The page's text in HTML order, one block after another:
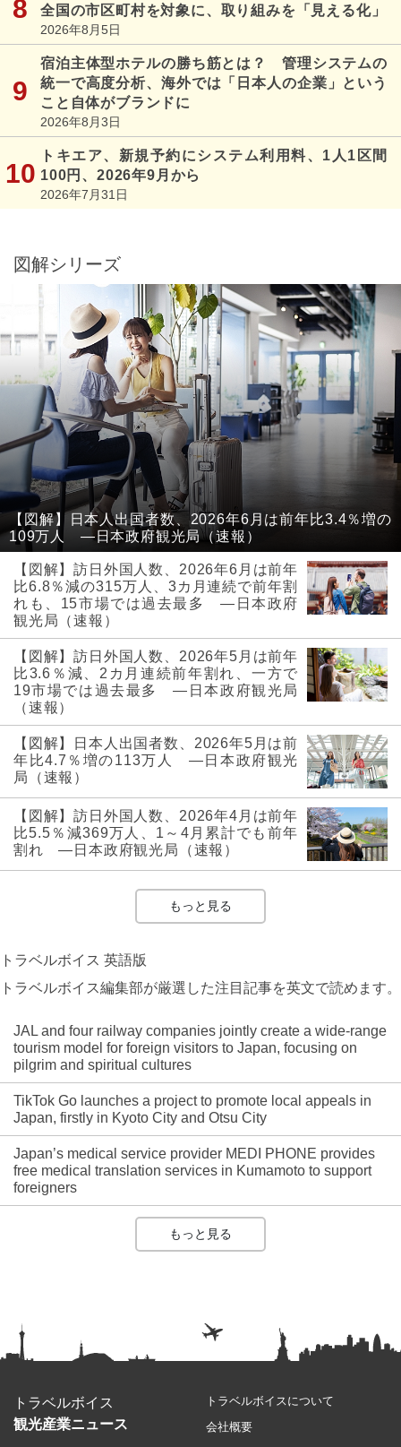
全国の市区町村を対象に、取り組みを「見える化」
2026年8月5日
宿泊主体型ホテルの勝ち筋とは？ 管理システムの
統一で高度分析、海外では「日本人の企業」という
こと自体がブランドに
2026年8月3日
トキエア、新規予約にシステム利用料、1人1区間
100円、2026年9月から
2026年7月31日
図解シリーズ
【図解】日本人出国者数、2026年6月は前年比3.4％増の
109万人 ―日本政府観光局（速報）
【図解】訪日外国人数、2026年6月は前年
比6.8％減の315万人、3カ月連続で前年割
れも、15市場では過去最多 ―日本政府
観光局（速報）
【図解】訪日外国人数、2026年5月は前年
比3.6％減、2カ月連続前年割れ、一方で
19市場では過去最多 ―日本政府観光局
（速報）
【図解】日本人出国者数、2026年5月は前
年比4.7％増の113万人 ―日本政府観光
局（速報）
【図解】訪日外国人数、2026年4月は前年
比5.5％減369万人、1～4月累計でも前年
割れ ―日本政府観光局（速報）
もっと見る
トラベルボイス 英語版
トラベルボイス編集部が厳選した注目記事を英文で読めます。
JAL and four railway companies jointly create a wide-range
tourism model for foreign visitors to Japan, focusing on
pilgrim and spiritual cultures
TikTok Go launches a project to promote local appeals in
Japan, firstly in Kyoto City and Otsu City
Japan’s medical service provider MEDI PHONE provides
free medical translation services in Kumamoto to support
foreigners
もっと見る
トラベルボイス
観光産業ニュース
トラベルボイスについて
会社概要